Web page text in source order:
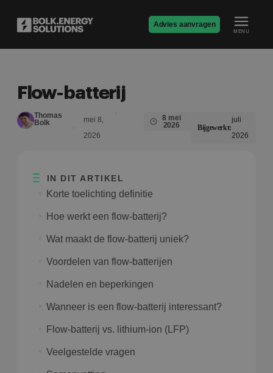
Advies aanvragen
MENU
Flow-batterij
Thomas
Bolk
mei 8,
2026
8 mei
2026
Bijgewerkt:
juli
2026
IN DIT ARTIKEL
Korte toelichting definitie
Hoe werkt een flow-batterij?
Wat maakt de flow-batterij uniek?
Voordelen van flow-batterijen
Nadelen en beperkingen
Wanneer is een flow-batterij interessant?
Flow-batterij vs. lithium-ion (LFP)
Veelgestelde vragen